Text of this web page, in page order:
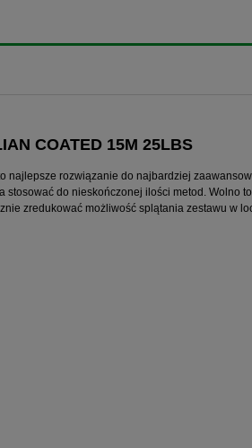
COATED 15M 25LBS
najlepsze rozwiązanie do najbardziej
do nieskończonej ilości metod. Wolno
zredukować możliwość splątania zestawu w